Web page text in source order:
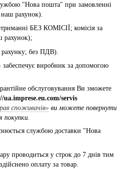
"Нова пошта" при замовленні
рахунок).
БЕЗ КОМІСІЇ; комісія за
рахунок);
рахунку; без ПДВ).
забеспечує виробник за допомогою
обслуговування Ви зможете
ua.imprese.eu.com/servis
споживачів» ви можете повернути
покупки.
службою доставки "Нова
проводиться у строк до 7 днів тим
оплату за товар.